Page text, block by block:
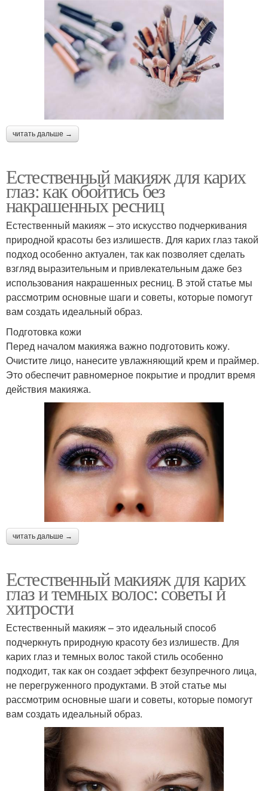
читать дальше →
Естественный макияж для карих
глаз: как обойтись без
накрашенных ресниц
Естественный макияж – это искусство подчеркивания
природной красоты без излишеств. Для карих глаз такой
подход особенно актуален, так как позволяет сделать
взгляд выразительным и привлекательным даже без
использования накрашенных ресниц. В этой статье мы
рассмотрим основные шаги и советы, которые помогут
вам создать идеальный образ.
Подготовка кожи
Перед началом макияжа важно подготовить кожу.
Очистите лицо, нанесите увлажняющий крем и праймер.
Это обеспечит равномерное покрытие и продлит время
действия макияжа.
читать дальше →
Естественный макияж для карих
глаз и темных волос: советы и
хитрости
Естественный макияж – это идеальный способ
подчеркнуть природную красоту без излишеств. Для
карих глаз и темных волос такой стиль особенно
подходит, так как он создает эффект безупречного лица,
не перегруженного продуктами. В этой статье мы
рассмотрим основные шаги и советы, которые помогут
вам создать идеальный образ.